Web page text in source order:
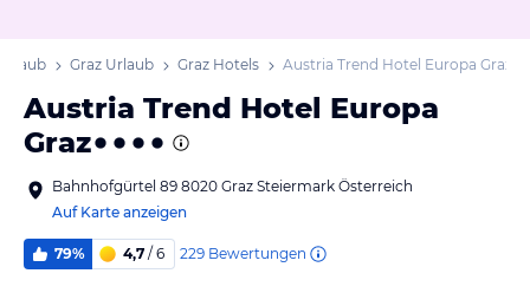
Graz Urlaub Graz Hotels Austria Trend Hotel Europa Graz
Austria Trend Hotel Europa
Graz
Bahnhofgürtel 89 8020 Graz Steiermark Österreich
Auf Karte anzeigen
79% 4,7 / 6 229 Bewertungen